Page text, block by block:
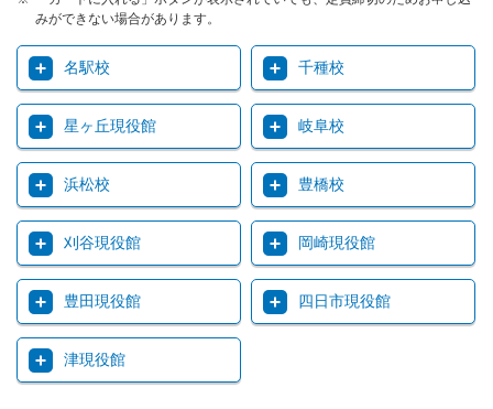
みができない場合があります。
名駅校 千種校
星ヶ丘現役館 岐阜校
浜松校 豊橋校
刈谷現役館 岡崎現役館
豊田現役館 四日市現役館
津現役館